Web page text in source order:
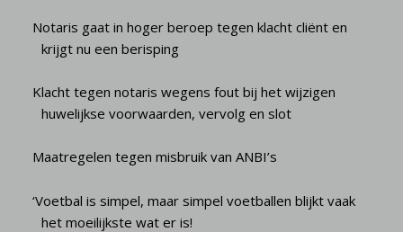
Notaris gaat in hoger beroep tegen klacht cliënt en
krijgt nu een berisping
Klacht tegen notaris wegens fout bij het wijzigen
huwelijkse voorwaarden, vervolg en slot
Maatregelen tegen misbruik van ANBI’s
‘Voetbal is simpel, maar simpel voetballen blijkt vaak
het moeilijkste wat er is!